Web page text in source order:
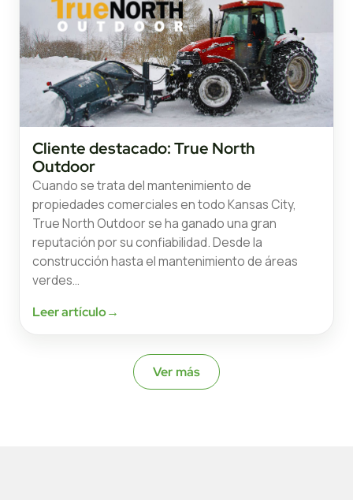
Cliente destacado: True North
Outdoor
Cuando se trata del mantenimiento de
propiedades comerciales en todo Kansas City,
True North Outdoor se ha ganado una gran
reputación por su confiabilidad. Desde la
construcción hasta el mantenimiento de áreas
verdes…
Leer artículo→
Ver más